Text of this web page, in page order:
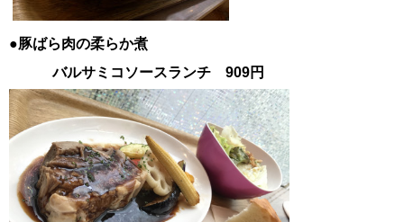
●豚ばら肉の柔らか煮
バルサミコソースランチ 909円